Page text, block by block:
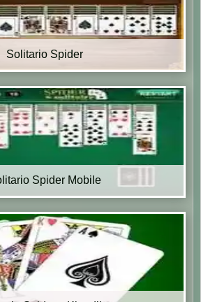
Solitario Spider
Spider Mobile